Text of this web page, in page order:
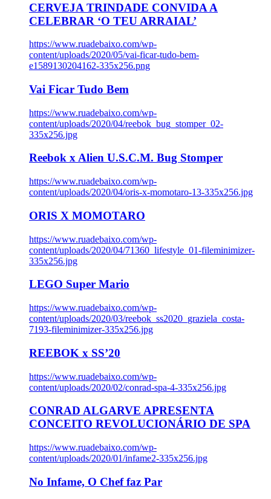
CERVEJA TRINDADE CONVIDA A
CELEBRAR ‘O TEU ARRAIAL’
https://www.ruadebaixo.com/wp-
content/uploads/2020/05/vai-ficar-tudo-bem-
e1589130204162-335x256.png
Vai Ficar Tudo Bem
https://www.ruadebaixo.com/wp-
content/uploads/2020/04/reebok_bug_stomper_02-
335x256.jpg
Reebok x Alien U.S.C.M. Bug Stomper
https://www.ruadebaixo.com/wp-
content/uploads/2020/04/oris-x-momotaro-13-335x256.jpg
ORIS X MOMOTARO
https://www.ruadebaixo.com/wp-
content/uploads/2020/04/71360_lifestyle_01-fileminimizer-
335x256.jpg
LEGO Super Mario
https://www.ruadebaixo.com/wp-
content/uploads/2020/03/reebok_ss2020_graziela_costa-
7193-fileminimizer-335x256.jpg
REEBOK x SS’20
https://www.ruadebaixo.com/wp-
content/uploads/2020/02/conrad-spa-4-335x256.jpg
CONRAD ALGARVE APRESENTA
CONCEITO REVOLUCIONÁRIO DE SPA
https://www.ruadebaixo.com/wp-
content/uploads/2020/01/infame2-335x256.jpg
No Infame, O Chef faz Par